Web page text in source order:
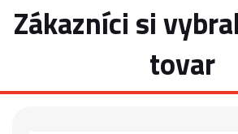
Zákazníci si
tovar